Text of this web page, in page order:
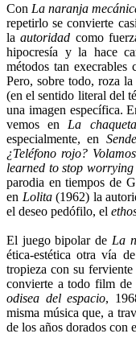
Con La naranja
repetirlo se convierte
laautoridad como
hipocresía y la hace
métodos tan
Pero, sobre todo, roza
(en el sentido literal del
una imagen específica.
vemos en La
especialmente, en
¿Teléfono rojo?
learned to stop
parodia en tiempos de
en Lolita (1962) la
el deseo pedófilo, el
El juego bipolar de La
ética-estética otra vía
tropieza con su
convierte a todo film
odisea del espacio,
misma música que, a
de los años dorados con